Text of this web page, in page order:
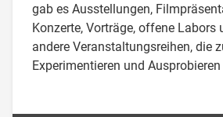
gab es Ausstellungen,
Konzerte, Vorträge, offene Labors
andere Veranstaltungsreihen, die
Experimentieren und